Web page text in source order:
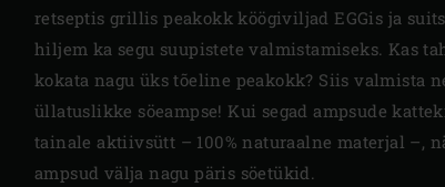
retseptis grillis peakokk köögiviljad EGGis ja
hiljem ka segu suupistete valmistamiseks. Kas
kokata nagu üks tõeline peakokk? Siis valmista
üllatuslikke söeampse! Kui segad ampsude
tainale aktiivsütt – 100% naturaalne materjal –,
ampsud välja nagu päris söetükid.